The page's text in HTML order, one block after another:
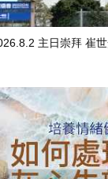
使命浸信會